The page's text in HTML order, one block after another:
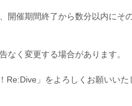
開催期間終了から数分以内にそ
なく変更する場合があります。
Re:Dive」をよろしくお願いいた